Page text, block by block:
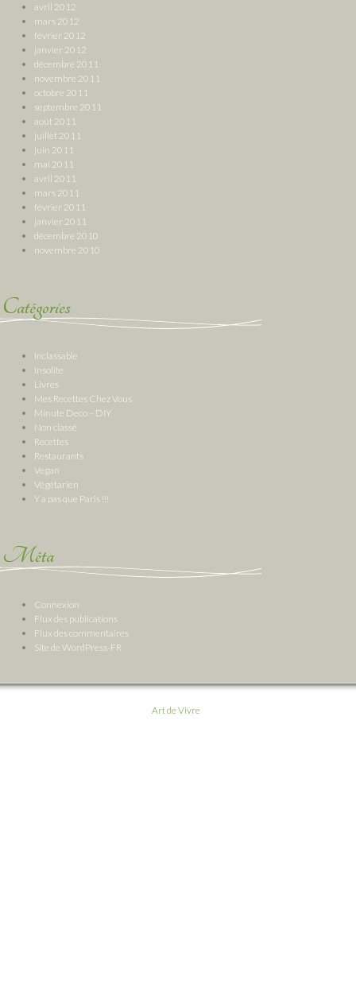
avril 2012
mars 2012
février 2012
janvier 2012
décembre 2011
novembre 2011
octobre 2011
septembre 2011
août 2011
juillet 2011
juin 2011
mai 2011
avril 2011
mars 2011
février 2011
janvier 2011
décembre 2010
novembre 2010
Catégories
Inclassable
Insolite
Livres
Mes Recettes Chez Vous
Minute Deco – DIY
Non classé
Recettes
Restaurants
Vegan
Végétarien
Y a pas que Paris !!!
Méta
Connexion
Flux des publications
Flux des commentaires
Site de WordPress-FR
Art de Vivre